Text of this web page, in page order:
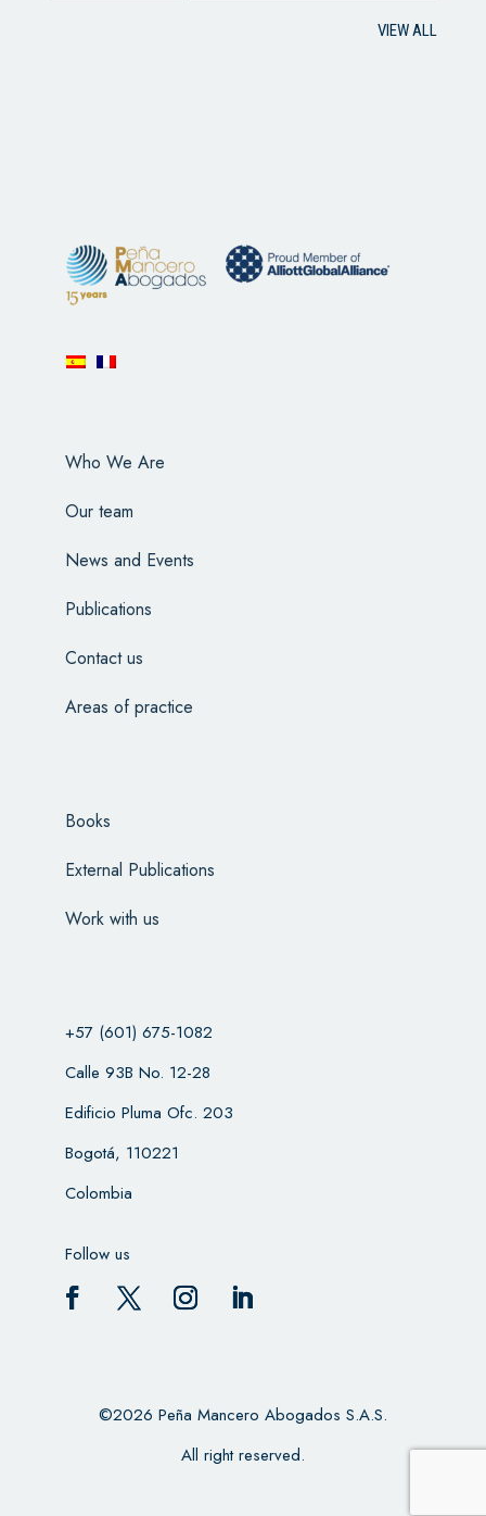
VIEW ALL
Who We Are
Our team
News and Events
Publications
Contact us
Areas of practice
Books
External Publications
Work with us
+57 (601) 675-1082
Calle 93B No. 12-28
Edificio Pluma Ofc. 203
Bogotá, 110221
Colombia
Follow us
©2026 Peña Mancero Abogados S.A.S.
All right reserved.